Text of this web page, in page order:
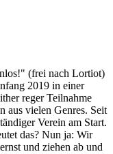
(frei nach Lortiot)
2019 in einer
reger Teilnahme
aus vielen Genres. Seit
Verein am Start.
das? Nun ja: Wir
und ziehen ab und